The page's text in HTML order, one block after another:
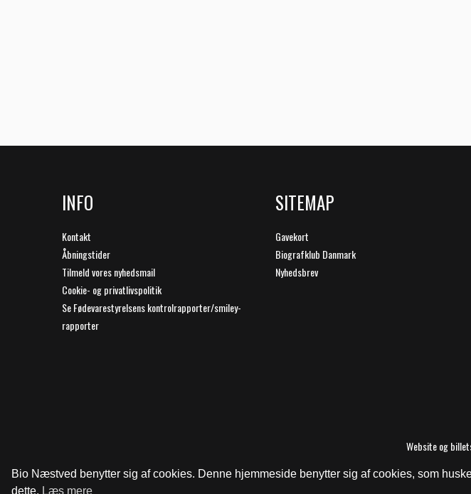
Bio Næstved benytter sig af cookies. Denne hjemmeside benytter sig af cookies, som
dette. Læs mere
INFO
Kontakt
Åbningstider
Tilmeld vores nyhedsmail
Cookie- og privatlivspolitik
Se Fødevarestyrelsens kontrolrapporter/smiley-
rapporter
SITEMAP
Gavekort
Biografklub Danmark
Nyhedsbrev
Website og